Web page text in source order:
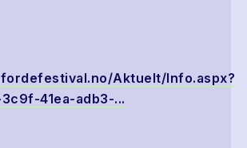
Aktuelt/Info.aspx?
41ea-adb3-...